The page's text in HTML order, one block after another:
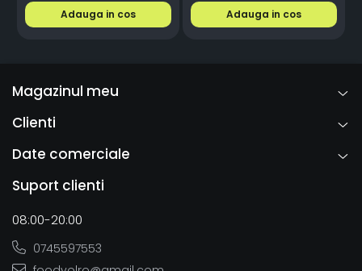
Adauga in cos Adauga in cos
Magazinul meu
Clienti
Date comerciale
Suport clienti
08:00-20:00
0745597553